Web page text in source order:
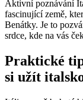
Aktivní poznávání
fascinující země,
Benátky. Je to
srdce, kde na vás
Praktické
si užít